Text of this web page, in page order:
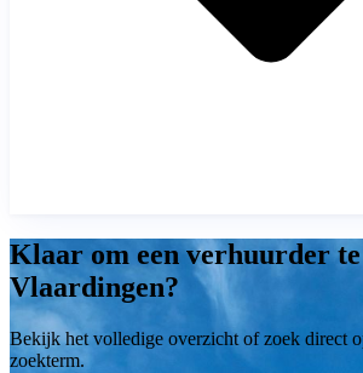
Klaar om een verhuurder
Vlaardingen?
Bekijk het volledige overzicht of zoek direct
zoekterm.